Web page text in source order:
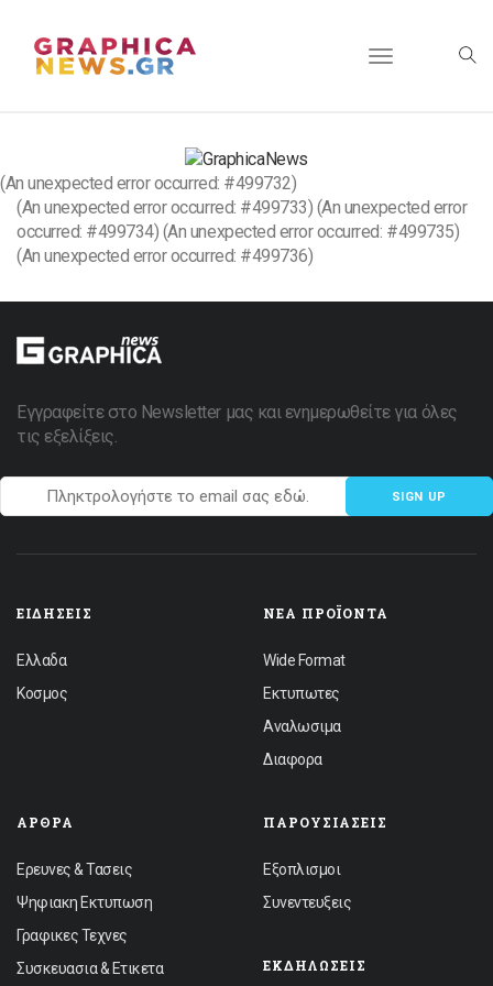
Toggle
(An unexpected error occurred: #499732)
(An unexpected error occurred: #499733) (An unexpected error
occurred: #499734) (An unexpected error occurred: #499735)
(An unexpected error occurred: #499736)
Εγγραφείτε στο Newsletter μας και ενημερωθείτε για όλες
τις εξελίξεις.
SIGN UP
ΕΙΔΉΣΕΙΣ
Ελλαδα
Κοσμος
ΝΈΑ ΠΡΟΪΌΝΤΑ
Wide Format
Εκτυπωτες
Αναλωσιμα
Διαφορα
ΆΡΘΡΑ
Ερευνες & Τασεις
Ψηφιακη Εκτυπωση
Γραφικες Τεχνες
Συσκευασια & Ετικετα
ΠΑΡΟΥΣΙΆΣΕΙΣ
Εξοπλισμοι
Συνεντευξεις
ΕΚΔΗΛΏΣΕΙΣ